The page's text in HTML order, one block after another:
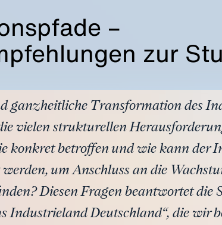
–
zur
ganzheitliche Transformation des
vielen strukturellen
konkret betroffen und wie kann der
um Anschluss an die
Diesen Fragen beantwortet die
Industrieland Deutschland“, die wir